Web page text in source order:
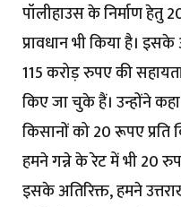
पॉलीहाउस के निर्माण हेतु
प्रावधान भी किया है।
115 करोड़ रुपए की
किए जा चुके हैं। उन्होंने
किसानों को 20 रूपए प्रति
हमने गन्ने के रेट में भी 20
इसके अतिरिक्त, हमने